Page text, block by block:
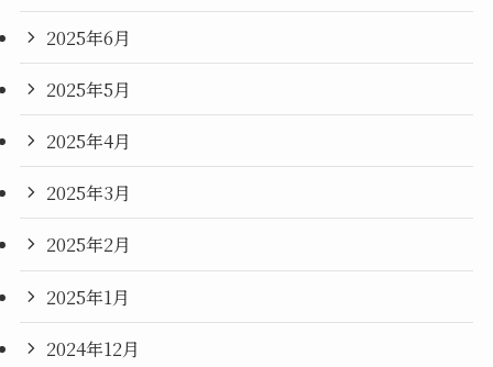
2025年6月
2025年5月
2025年4月
2025年3月
2025年2月
2025年1月
2024年12月